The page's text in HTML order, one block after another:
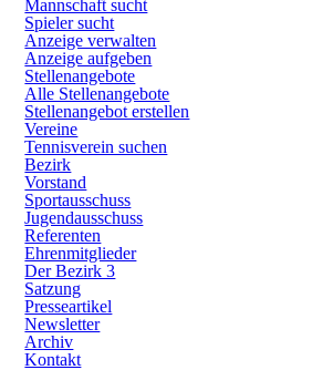
Mannschaft sucht
Spieler sucht
Anzeige verwalten
Anzeige aufgeben
Stellenangebote
Alle Stellenangebote
Stellenangebot erstellen
Vereine
Tennisverein suchen
Bezirk
Vorstand
Sportausschuss
Jugendausschuss
Referenten
Ehrenmitglieder
Der Bezirk 3
Satzung
Presseartikel
Newsletter
Archiv
Kontakt